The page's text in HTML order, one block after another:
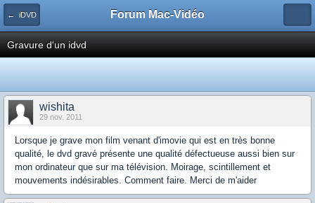
← iDVD Forum Mac-Vidéo
Gravure d'un idvd
wishita
29 nov. 2011
Lorsque je grave mon film venant d'imovie qui est en très bonne
qualité, le dvd gravé présente une qualité défectueuse aussi bien sur
mon ordinateur que sur ma télévision. Moirage, scintillement et
mouvements indésirables. Comment faire. Merci de m'aider